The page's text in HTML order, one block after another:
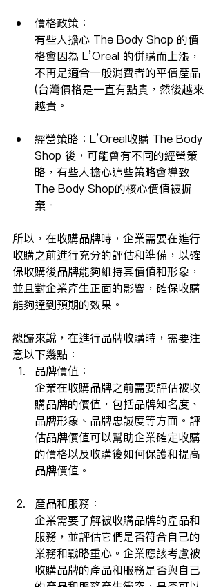
價格政策：
有些人擔心 The Body Shop 的價
格會因為 L’Oreal 的併購而上漲，
不再是適合一般消費者的平價產品
(台灣價格是一直有點貴，然後越來
越貴。
經營策略：L’Oreal收購 The Body
Shop 後，可能會有不同的經營策
略，有些人擔心這些策略會導致
The Body Shop的核心價值被摒
棄。
所以，在收購品牌時，企業需要在進行
收購之前進行充分的評估和準備，以確
保收購後品牌能夠維持其價值和形象，
並且對企業產生正面的影響，確保收購
能夠達到預期的效果。
總歸來說，在進行品牌收購時，需要注
意以下幾點：
品牌價值：
企業在收購品牌之前需要評估被收
購品牌的價值，包括品牌知名度、
品牌形象、品牌忠誠度等方面。評
估品牌價值可以幫助企業確定收購
的價格以及收購後如何保護和提高
品牌價值。
產品和服務：
企業需要了解被收購品牌的產品和
服務，並評估它們是否符合自己的
業務和戰略重心。企業應該考慮被
收購品牌的產品和服務是否與自己